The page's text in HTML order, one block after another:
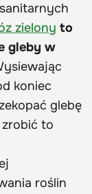
zielony to
gleby w
koniec
glebę
to
roślin